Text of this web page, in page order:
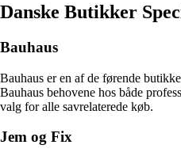
Danske Butikker
Bauhaus
Bauhaus er en af de førende
Bauhaus behovene hos både
valg for alle savrelaterede køb.
Jem og Fix